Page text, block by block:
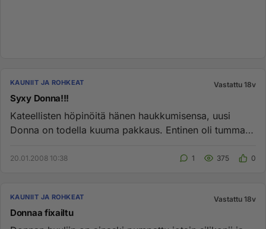
KAUNIIT JA ROHKEAT Vastattu 18v
Syxy Donna!!!
Kateellisten höpinöitä hänen haukkumisensa, uusi
Donna on todella kuuma pakkaus. Entinen oli tumma
20.01.2008 10:38 1 375 0
KAUNIIT JA ROHKEAT Vastattu 18v
Donnaa fixailtu